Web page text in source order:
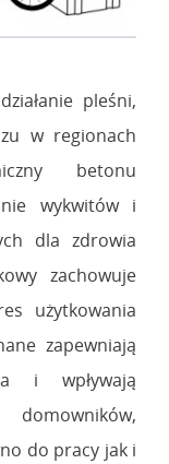
pleśni,
w regionach
betonu
wykwitów i
dla zdrowia
zachowuje
użytkowania
zapewniają
i wpływają
do pracy jak i